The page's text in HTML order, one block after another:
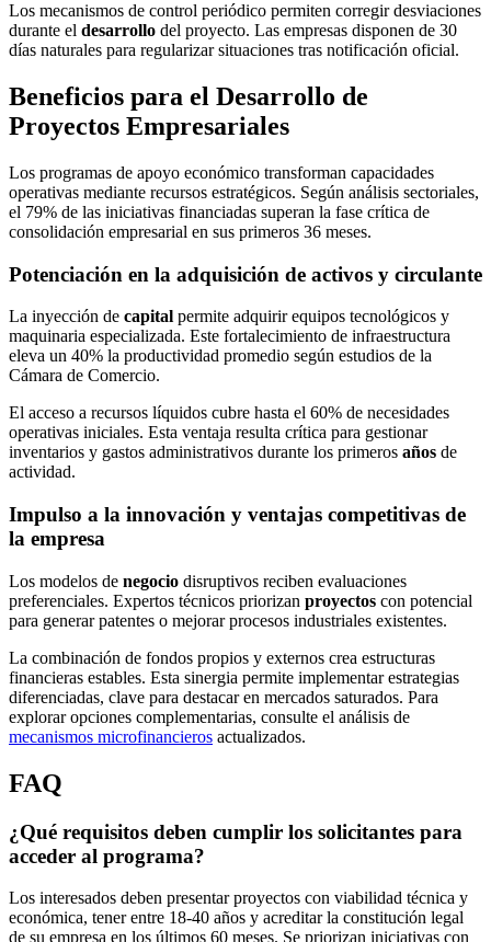
Los mecanismos de control periódico permiten corregir desviaciones
durante el desarrollo del proyecto. Las empresas disponen de 30
días naturales para regularizar situaciones tras notificación oficial.
Beneficios para el Desarrollo de
Proyectos Empresariales
Los programas de apoyo económico transforman capacidades
operativas mediante recursos estratégicos. Según análisis sectoriales,
el 79% de las iniciativas financiadas superan la fase crítica de
consolidación empresarial en sus primeros 36 meses.
Potenciación en la adquisición de activos y circulante
La inyección de capital permite adquirir equipos tecnológicos y
maquinaria especializada. Este fortalecimiento de infraestructura
eleva un 40% la productividad promedio según estudios de la
Cámara de Comercio.
El acceso a recursos líquidos cubre hasta el 60% de necesidades
operativas iniciales. Esta ventaja resulta crítica para gestionar
inventarios y gastos administrativos durante los primeros años de
actividad.
Impulso a la innovación y ventajas competitivas de
la empresa
Los modelos de negocio disruptivos reciben evaluaciones
preferenciales. Expertos técnicos priorizan proyectos con potencial
para generar patentes o mejorar procesos industriales existentes.
La combinación de fondos propios y externos crea estructuras
financieras estables. Esta sinergia permite implementar estrategias
diferenciadas, clave para destacar en mercados saturados. Para
explorar opciones complementarias, consulte el análisis de
mecanismos microfinancieros actualizados.
FAQ
¿Qué requisitos deben cumplir los solicitantes para
acceder al programa?
Los interesados deben presentar proyectos con viabilidad técnica y
económica, tener entre 18-40 años y acreditar la constitución legal
de su empresa en los últimos 60 meses. Se priorizan iniciativas con